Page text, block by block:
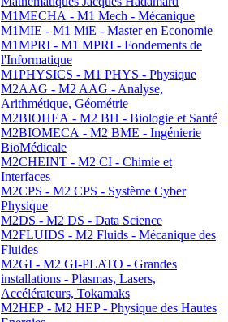
M1MECHA - M1 Mech - Mécanique
M1MIE - M1 MiE - Master en Economie
M1MPRI - M1 MPRI - Fondements de
l'Informatique
M1PHYSICS - M1 PHYS - Physique
M2AAG - M2 AAG - Analyse,
Arithmétique, Géométrie
M2BIOHEA - M2 BH - Biologie et Santé
M2BIOMECA - M2 BME - Ingénierie
BioMédicale
M2CHEINT - M2 CI - Chimie et
Interfaces
M2CPS - M2 CPS - Système Cyber
Physique
M2DS - M2 DS - Data Science
M2FLUIDS - M2 Fluids - Mécanique des
Fluides
M2GI - M2 GI-PLATO - Grandes
installations - Plasmas, Lasers,
Accélérateurs, Tokamaks
M2HEP - M2 HEP - Physique des Hautes